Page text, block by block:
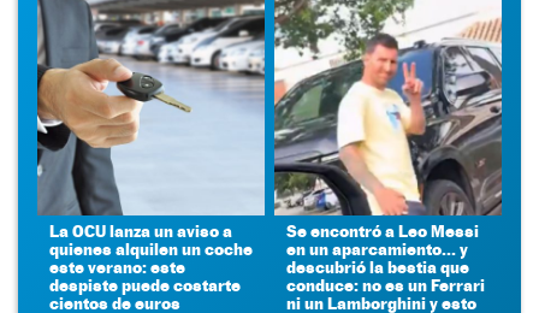
La OCU lanza un aviso a
quienes alquilen un coche
este verano: este
despiste puede costarte
cientos de euros
Se encontró a Leo Messi
en un aparcamiento... y
descubrió la bestia que
conduce: no es un Ferrari
ni un Lamborghini y esto